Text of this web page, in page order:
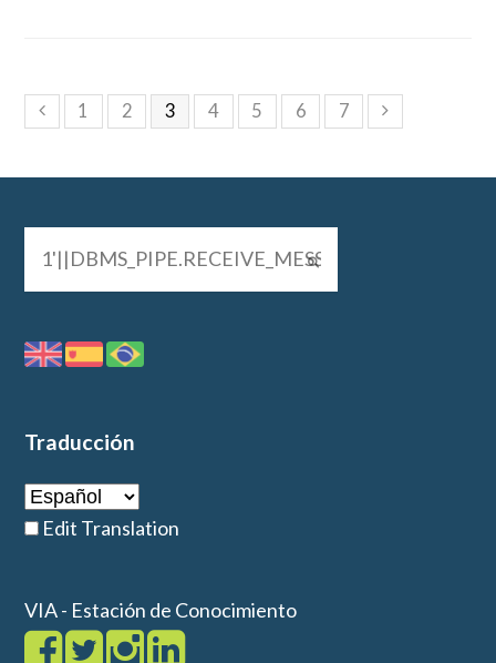
1 2 3 4 5 6 7
Traducción
Edit Translation
VIA - Estación de Conocimiento